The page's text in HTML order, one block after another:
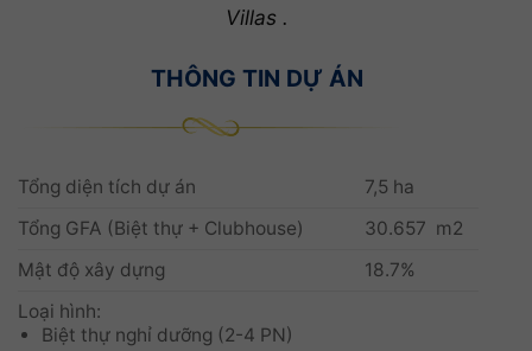
Villas .
THÔNG TIN DỰ ÁN
Tổng diện tích dự án
7,5 ha
Tổng GFA (Biệt thự + Clubhouse)
30.657 m2
Mật độ xây dựng
18.7%
Loại hình:
Biệt thự nghỉ dưỡng (2-4 PN)